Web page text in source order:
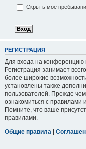
Скрыть моё
РЕГИСТРАЦИЯ
Для входа на конференцию
Регистрация занимает
более широкие
установлены также
пользователей. Прежде чем
ознакомиться с правилами
Помните, что ваше
правилами.
Общие правила |